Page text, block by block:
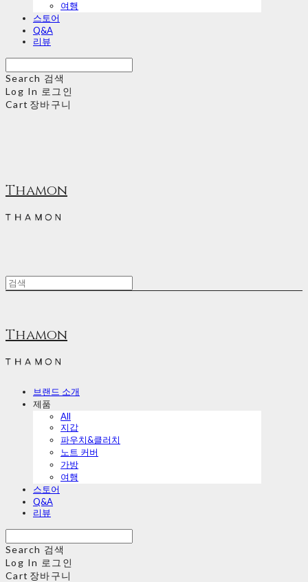
여행
스토어
Q&A
리뷰
Search 검색
Log In 로그인
Cart 장바구니
Thamon
Thamon
브랜드 소개
제품
All
지갑
파우치&클러치
노트 커버
가방
여행
스토어
Q&A
리뷰
Search 검색
Log In 로그인
Cart 장바구니